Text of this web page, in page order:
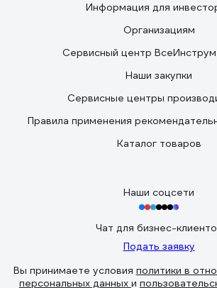
Информация для
Организациям
Сервисный центр
Наши закупки
Сервисные центры
Правила применения
Каталог товаров
Наши соцсети
Чат для бизнес-
Подать заявку
Вы принимаете условия политики в
персональных данных и